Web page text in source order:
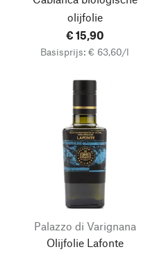
olijfolie
€ 15,90
Basisprijs: € 63,60/l
Palazzo di Varignana
Olijfolie Lafonte